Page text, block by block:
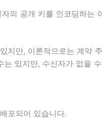
의 공개 키를 인코딩하
지만, 이론적으로는 계약
있지만, 수신자가 없을
포되어 있습니다.